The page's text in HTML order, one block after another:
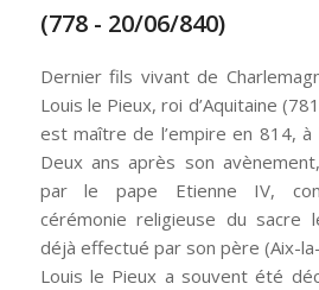
(778 - 20/06/840)
Dernier fils vivant de
Louis le Pieux, roi d’Aquitaine
est maître de l’empire en 814,
Deux ans après son
par le pape Etienne IV,
cérémonie religieuse du sacre
déjà effectué par son père (Aix-
Louis le Pieux a souvent été